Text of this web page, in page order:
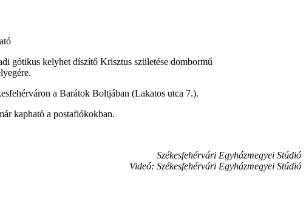
gótikus kelyhet díszítő Krisztus születése dombormű
a Barátok Boltjában (Lakatos utca 7.).
kapható a postafiókokban.
Székesfehérvári Egyházmegyei Stúdió
Videó: Székesfehérvári Egyházmegyei Stúdió